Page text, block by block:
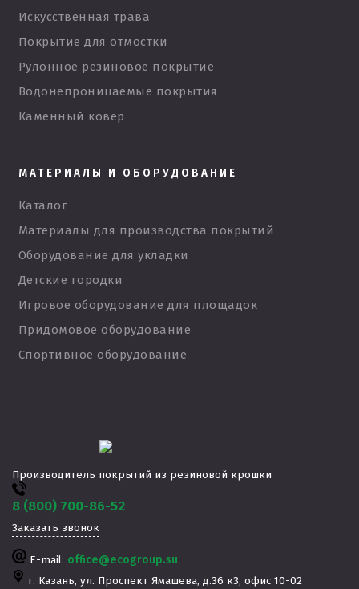
Производитель покрытий из резиновой крошки
8 (800) 700-86-52
Заказать звонок
E-mail: office@ecogroup.su
г. Казань, ул. Проспект Ямашева, д.36 к3, офис 10-02
Искусственная трава
Покрытие для отмостки
Рулонное резиновое покрытие
Водонепроницаемые покрытия
Каменный ковер
МАТЕРИАЛЫ И ОБОРУДОВАНИЕ
Каталог
Материалы для производства покрытий
Оборудование для укладки
Детские городки
Игровое оборудование для площадок
Придомовое оборудование
Спортивное оборудование